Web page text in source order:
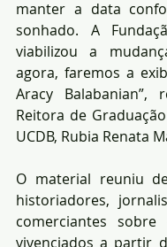
manter a data
sonhado. A
viabilizou a
agora, faremos a
Aracy Balabanian”,
Reitora de
UCDB, Rubia Renata
O material reuniu
historiadores,
comerciantes
vivenciados a partir